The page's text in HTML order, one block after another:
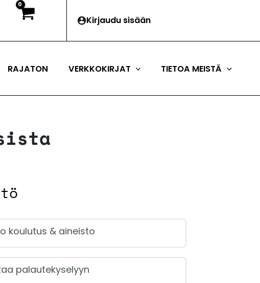
Kirjaudu sisään
RAJATON VERKKOKIRJAT TIETOA MEISTÄ
koulutus & aineisto
palautekyselyyn